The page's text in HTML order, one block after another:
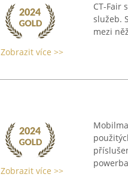
Zobrazit více >>
CT-Fair
služeb.
mezi
Zobrazit více >>